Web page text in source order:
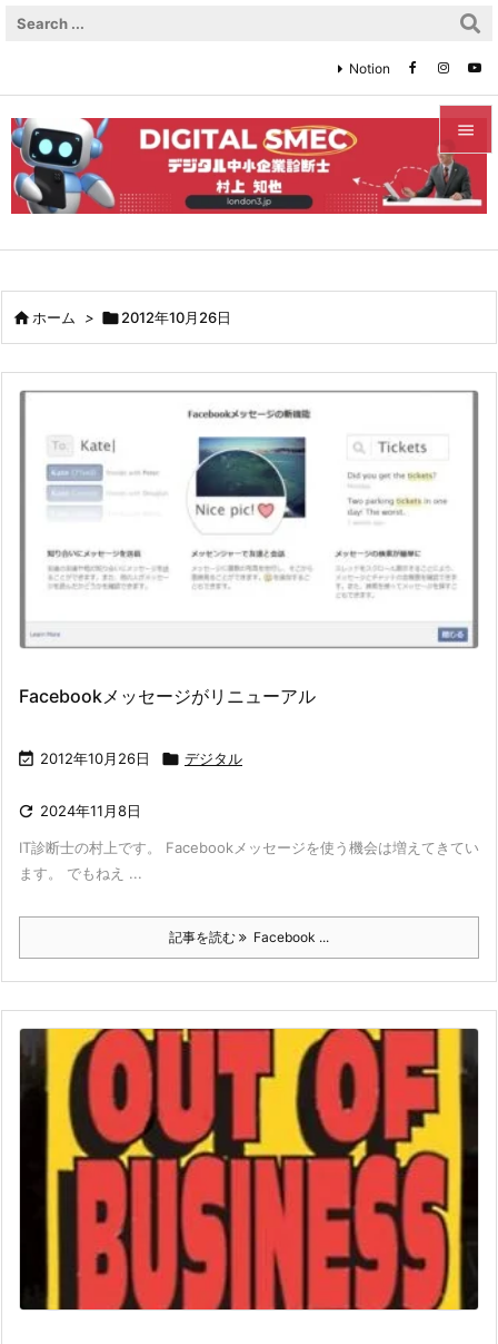


メニュ


次へ
Notion
ホーム > 2012年10月26日
Facebookメッセージがリニューアル
 2012年10月26日  デジタル
 2024年11月8日
IT診断士の村上です。 Facebookメッセージを使う機会は増えてきてい
ます。 でもねえ ...
記事を読む Facebook ...